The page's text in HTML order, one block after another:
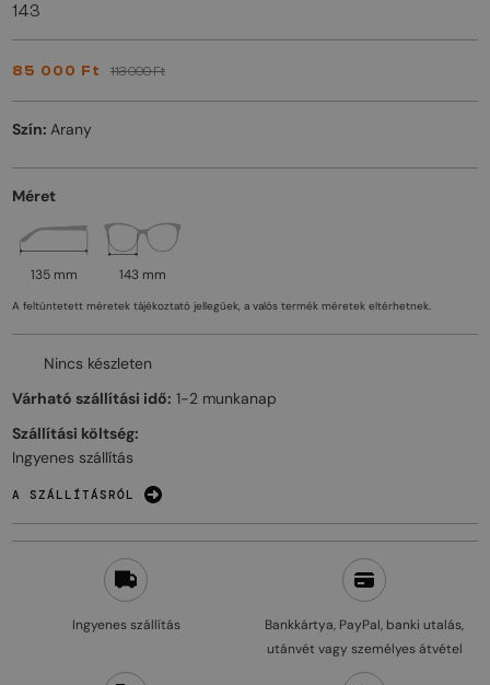
Ingyenes szállítás
Bankkártya, PayPal, banki utalás,
utánvét vagy személyes átvétel
143
85 000 Ft 113 000 Ft
Szín: Arany
Méret
135 mm 143 mm
A feltüntetett méretek tájékoztató jellegűek, a valós termék méretek eltérhetnek.
Nincs készleten
Várható szállítási idő: 1-2 munkanap
Szállítási költség:
Ingyenes szállítás
A SZÁLLÍTÁSRÓL